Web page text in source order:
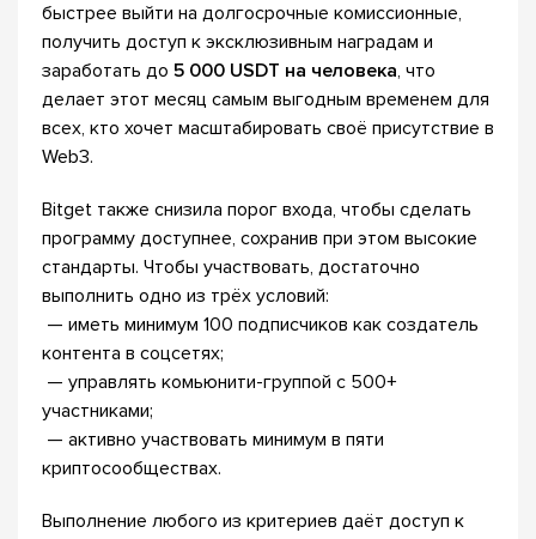
быстрее выйти на долгосрочные комиссионные,
получить доступ к эксклюзивным наградам и
заработать до 5 000 USDT на человека, что
делает этот месяц самым выгодным временем для
всех, кто хочет масштабировать своё присутствие в
Web3.
Bitget также снизила порог входа, чтобы сделать
программу доступнее, сохранив при этом высокие
стандарты. Чтобы участвовать, достаточно
выполнить одно из трёх условий:
— иметь минимум 100 подписчиков как создатель
контента в соцсетях;
— управлять комьюнити-группой с 500+
участниками;
— активно участвовать минимум в пяти
криптосообществах.
Выполнение любого из критериев даёт доступ к